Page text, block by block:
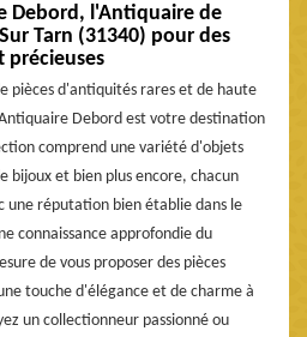
Debord, l'Antiquaire de
Tarn (31340) pour des
précieuses
pièces d'antiquités rares et de haute
Debord est votre destination
comprend une variété d'objets
bijoux et bien plus encore, chacun
une réputation bien établie dans le
connaissance approfondie du
de vous proposer des pièces
touche d'élégance et de charme à
un collectionneur passionné ou